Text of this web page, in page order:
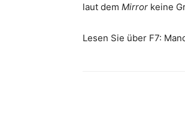
laut dem Mirror keine
Lesen Sie über F7: